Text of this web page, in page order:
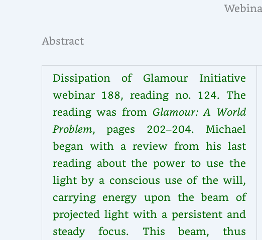
Abstract
Dissipation of Glamour Initiative
webinar 188, reading no. 124. The
reading was from Glamour: A World
Problem, pages 202–204. Michael
began with a review from his last
reading about the power to use the
light by a conscious use of the will,
carrying energy upon the beam of
projected light with a persistent and
steady focus. This beam, thus